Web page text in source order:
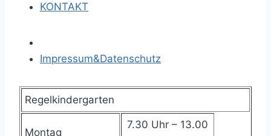
KONTAKT
Impressum&Datenschutz
Regelkindergarten
Montag
7.30 Uhr – 13.00